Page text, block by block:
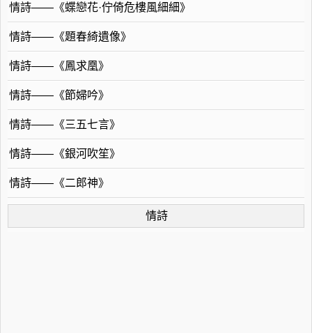
情詩——《蝶戀花·佇倚危樓風細細》
情詩——《題春綺遺像》
情詩——《鳳求凰》
情詩——《節婦吟》
情詩——《三五七言》
情詩——《銀河吹笙》
情詩——《二郎神》
情詩